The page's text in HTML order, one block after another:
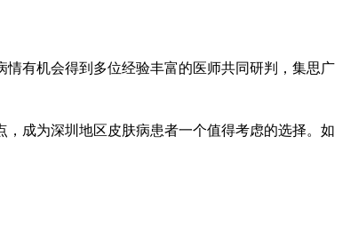
有机会得到多位经验丰富的医师共同研判，集思广
，成为深圳地区皮肤病患者一个值得考虑的选择。如